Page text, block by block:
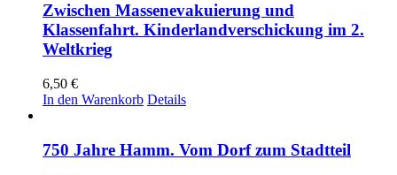
Zwischen Massenevakuierung und
Klassenfahrt. Kinderlandverschickung im 2.
Weltkrieg
6,50 €
In den Warenkorb Details
750 Jahre Hamm. Vom Dorf zum Stadtteil